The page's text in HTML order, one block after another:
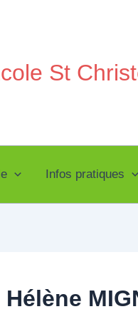
St
Infos pratiques